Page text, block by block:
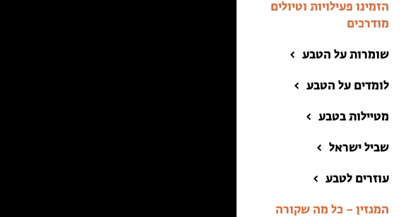
הזמינו פעילויות וטיולים
מודרכים
שומרות על הטבע
לומדים על הטבע
מטיילות בטבע
הזמינו פעילויות וטיולים
שביל ישראל
עוזרים לטבע
המגזין – כל מה שקורה